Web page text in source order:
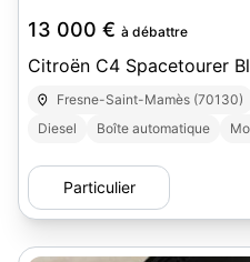
13 000 € à débattre
Citroën C4 Spacetourer
Fresne-Saint-Mamès (70130)
Diesel
Boîte automatique
Particulier